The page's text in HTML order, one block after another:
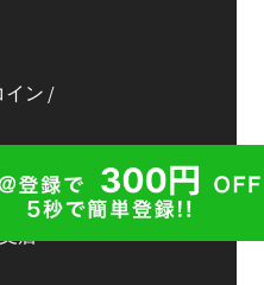
イン /
店